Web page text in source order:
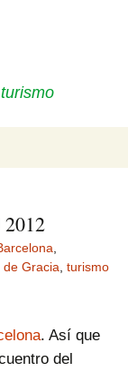
de Gracia turismo
. Así que
del